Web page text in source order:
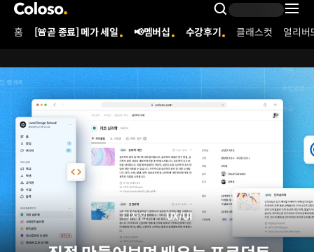
콜로소
Search
Coloso Menu
홈 [🚨곧 종료] 메가 세일 📢멤버십 수강후기 클래스컷 얼리버
디자인 UX/UI